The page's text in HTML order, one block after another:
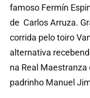
famoso Fermín
de Carlos Arruza.
corrida pelo toiro
alternativa
na Real
padrinho Manuel